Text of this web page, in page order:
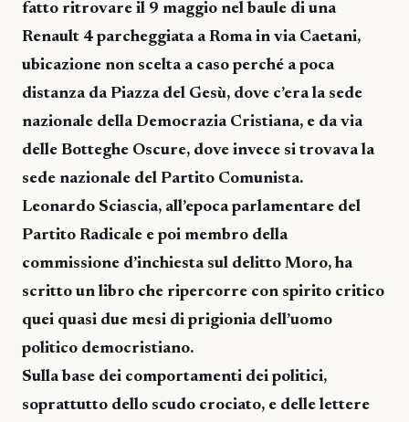
fatto ritrovare il 9 maggio nel baule di una
Renault 4 parcheggiata a Roma in via Caetani,
ubicazione non scelta a caso perché a poca
distanza da Piazza del Gesù, dove c’era la sede
nazionale della Democrazia Cristiana, e da via
delle Botteghe Oscure, dove invece si trovava la
sede nazionale del Partito Comunista.
Leonardo Sciascia, all’epoca parlamentare del
Partito Radicale e poi membro della
commissione d’inchiesta sul delitto Moro, ha
scritto un libro che ripercorre con spirito critico
quei quasi due mesi di prigionia dell’uomo
politico democristiano.
Sulla base dei comportamenti dei politici,
soprattutto dello scudo crociato, e delle lettere